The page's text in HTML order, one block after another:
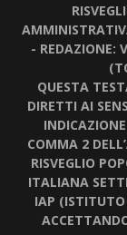
- REDAZIONE:
QUESTA
DIRETTI AI
COMMA 2
RISVEGLIO
ITALIANA
IAP (ISTITUTO